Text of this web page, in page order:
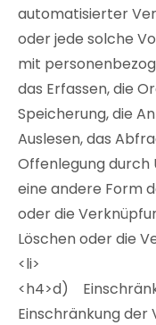
automatisierter
oder jede solche
mit
das Erfassen, die
Speicherung, die
Auslesen, das
Offenlegung
eine andere Form
oder die
Löschen oder die
<li>
<h4>d)
Einschränkung der